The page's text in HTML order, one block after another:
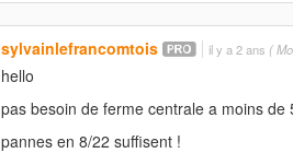
sylvainlefrancomtois il y a 2 ans (
hello
pas besoin de ferme centrale a moins de
pannes en 8/22 suffisent !